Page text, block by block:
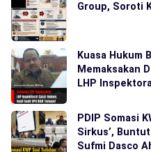
Group, Soroti
Kuasa Hukum
Memaksakan
LHP
PDIP Somasi
Sirkus’,
Sufmi Dasco